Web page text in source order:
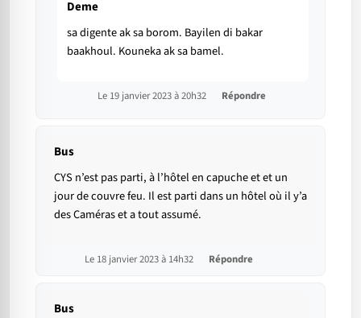
Deme
sa digente ak sa borom. Bayilen di bakar
baakhoul. Kouneka ak sa bamel.
Le 19 janvier 2023 à 20h32 Répondre
Bus
CYS n’est pas parti, à l’hôtel en capuche et et un
jour de couvre feu. Il est parti dans un hôtel où il y’a
des Caméras et a tout assumé.
Le 18 janvier 2023 à 14h32 Répondre
Bus